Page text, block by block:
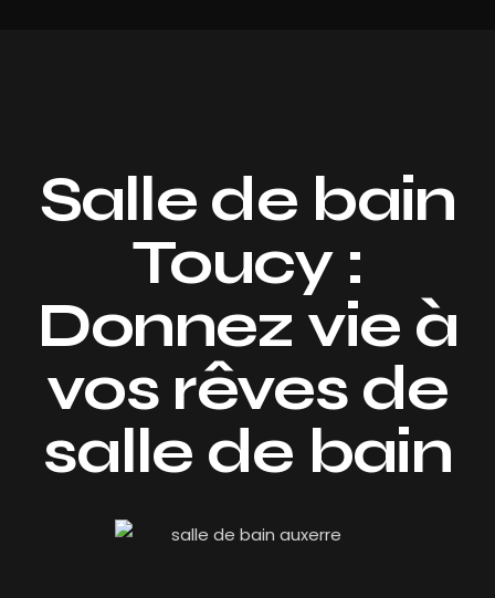
Salle de bain
Toucy :
Donnez vie à
vos rêves de
salle de bain